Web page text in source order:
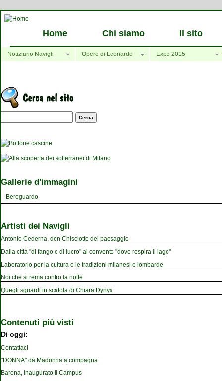
Home Chi siamo Il sito
Notiziario Navigli Opere di Leonardo Expo 2015
Maschera di ricerca
Gallerie d'immagini
Bereguardo
Artisti dei Navigli
Antonio Cederna, don Chisciotte del paesaggio
Dalla città "di fango e di lucro" al convento "dove respira il lago"
Laboratorio per la cultura e le tradizioni milanesi e lombarde
Noi che si rema contro la notte
Quegli sguardi in scatola di Chiara Dynys
Contenuti più visti
Di oggi:
Contattaci
"DONNA" da Madonna a compagna
Barona, inaugurato il Campus